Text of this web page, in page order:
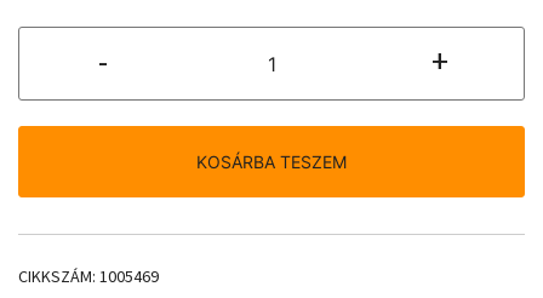
-
Peach
1,5l
mennyiség
+
KOSÁRBA TESZEM
CIKKSZÁM: 1005469